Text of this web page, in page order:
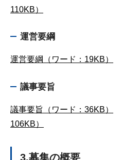
110KB）
運営要綱
運営要綱（ワード：19KB）
議事要旨
議事要旨（ワード：36KB）
106KB）
3.募集の概要